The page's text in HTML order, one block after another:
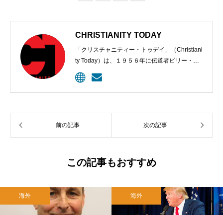
CHRISTIANITY TODAY
「クリスチャニティー・トゥデイ」（Christiani
ty Today）は、１９５６年に伝道者ビリー・グ
ラハムと編集長カール・ヘンリーにより創刊さ
れた、クリスチャンのための定期刊行物。９６
年、ウェブサイトが開設されて記事掲載が始め
ン指導者に毎月届けられ、オンラインの購読者
は１０００万に上る。
前の記事 次の記事
この記事もおすすめ
海外 海外